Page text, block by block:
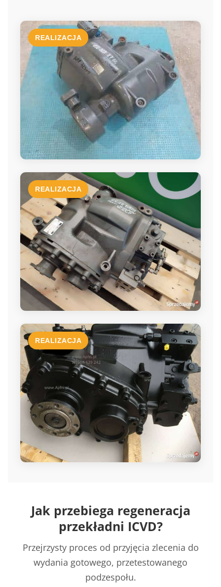
REALIZACJA
REALIZACJA
REALIZACJA
Jak przebiega regeneracja
przekładni ICVD?
Przejrzysty proces od przyjęcia zlecenia do
wydania gotowego, przetestowanego
podzespołu.